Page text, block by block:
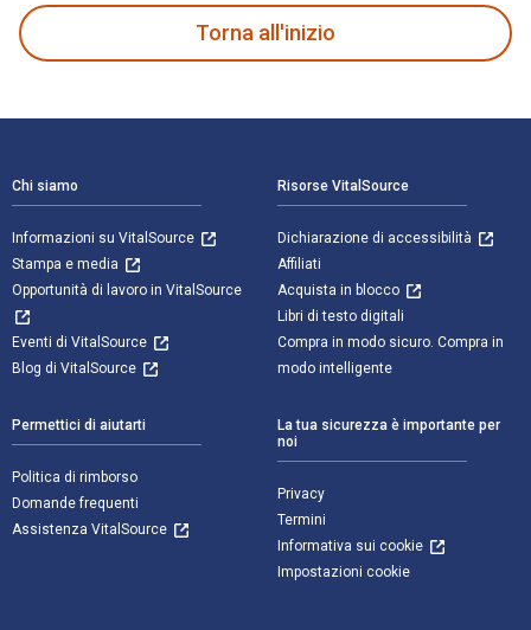
Torna all'inizio
Chi siamo
Informazioni su VitalSource
Stampa e media
Opportunità di lavoro in VitalSource
Eventi di VitalSource
Blog di VitalSource
Risorse VitalSource
Dichiarazione di accessibilità
Affiliati
Acquista in blocco
Libri di testo digitali
Compra in modo sicuro. Compra in
modo intelligente
Permettici di aiutarti
Politica di rimborso
Domande frequenti
Assistenza VitalSource
La tua sicurezza è importante per
noi
Privacy
Termini
Informativa sui cookie
Impostazioni cookie